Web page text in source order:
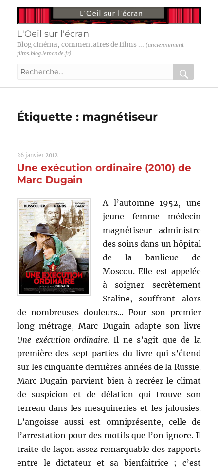
L'Oeil sur l'écran
Blog cinéma, commentaires de films ... (anciennement
films.blog.lemonde.fr)
Recherche
:
OK
Étiquette : magnétiseur
26 janvier 2012
Une exécution ordinaire (2010) de
Marc Dugain
A l’automne 1952, une
jeune femme médecin
magnétiseur administre
des soins dans un hôpital
de la banlieue de
Moscou. Elle est appelée
à soigner secrètement
Staline, souffrant alors
de nombreuses douleurs… Pour son premier
long métrage, Marc Dugain adapte son livre
Une exécution ordinaire. Il ne s’agit que de la
première des sept parties du livre qui s’étend
sur les cinquante dernières années de la Russie.
Marc Dugain parvient bien à recréer le climat
de suspicion et de délation qui trouve son
terreau dans les mesquineries et les jalousies.
L’angoisse aussi est omniprésente, celle de
l’arrestation pour des motifs que l’on ignore. Il
traite de façon assez remarquable des rapports
entre le dictateur et sa bienfaitrice ; c’est